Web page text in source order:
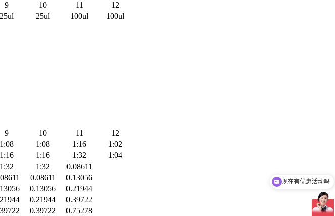
9 10 11
12
25ul 25ul 100ul
100ul
9 10 11
12
1:08 1:08 1:16
1:02
1:16 1:16 1:32
1:04
1:32 1:32
0.08611
0.08611
0.13056
0.13056
0.21944
0.21944
0.39722
0.39722
0.75278
可以介绍下你们的产品么